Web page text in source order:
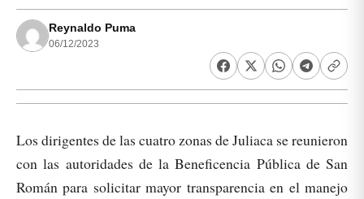
Reynaldo Puma
06/12/2023
Los dirigentes de las cuatro zonas de Juliaca se reunieron
con las autoridades de la Beneficencia Pública de San
Román para solicitar mayor transparencia en el manejo